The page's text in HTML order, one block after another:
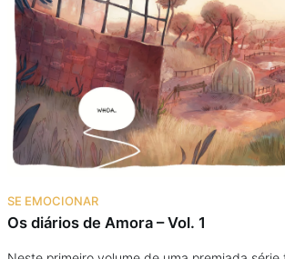
SE EMOCIONAR
Os diários de Amora – Vol. 1